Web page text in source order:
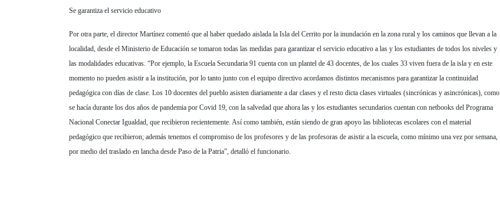
Se garantiza el servicio educativo
Por otra parte, el director Martínez comentó que al haber quedado aislada la Isla del Cerrito por la inundación en la zona rural y los caminos que llevan a la
localidad, desde el Ministerio de Educación se tomaron todas las medidas para garantizar el servicio educativo a las y los estudiantes de todos los niveles y
las modalidades educativas. “Por ejemplo, la Escuela Secundaria 91 cuenta con un plantel de 43 docentes, de los cuales 33 viven fuera de la isla y en este
momento no pueden asistir a la institución, por lo tanto junto con el equipo directivo acordamos distintos mecanismos para garantizar la continuidad
pedagógica con días de clase. Los 10 docentes del pueblo asisten diariamente a dar clases y el resto dicta clases virtuales (sincrónicas y asincrónicas), como
se hacía durante los dos años de pandemia por Covid 19, con la salvedad que ahora las y los estudiantes secundarios cuentan con netbooks del Programa
Nacional Conectar Igualdad, que recibieron recientemente. Así como también, están siendo de gran apoyo las bibliotecas escolares con el material
pedagógico que recibieron; además tenemos el compromiso de los profesores y de las profesoras de asistir a la escuela, como mínimo una vez por semana,
por medio del traslado en lancha desde Paso de la Patria”, detalló el funcionario.